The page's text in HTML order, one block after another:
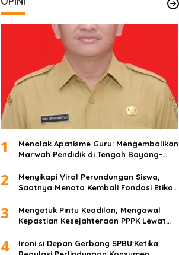
1
Menolak Apatisme Guru: Mengembalikan
Marwah Pendidik di Tengah Bayang-
2
Menyikapi Viral Perundungan Siswa,
Saatnya Menata Kembali Fondasi Etika
3
Mengetuk Pintu Keadilan, Mengawal
Kepastian Kesejahteraan PPPK Lewat
4
Ironi si Depan Gerbang SPBU:Ketika